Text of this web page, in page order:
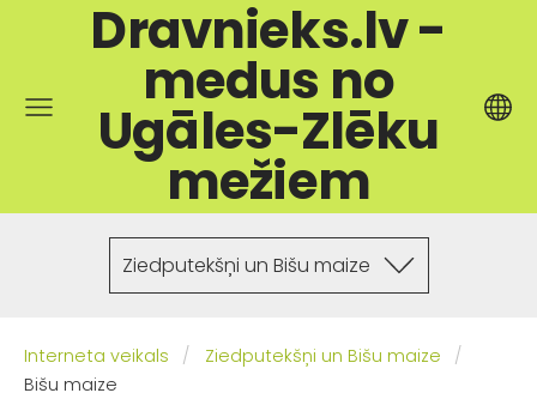
Dravnieks.lv -
medus no
Ugāles-Zlēku
mežiem
Ziedputekšņi un Bišu maize
Interneta veikals
Ziedputekšņi un Bišu maize
Bišu maize